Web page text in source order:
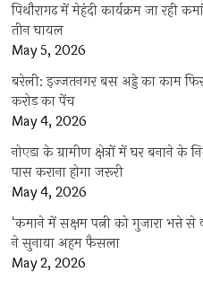
पिथौरागढ़ में मेहंदी कार्यक्रम जा रही
तीन घायल
May 5, 2026
बरेली: इज्जतनगर बस अड्डे का काम
करोड़ का पेंच
May 4, 2026
नोएडा के ग्रामीण क्षेत्रों में घर बनाने
पास कराना होगा जरूरी
May 4, 2026
‘कमाने में सक्षम पत्नी को गुजारा भत्ते
ने सुनाया अहम फैसला
May 2, 2026